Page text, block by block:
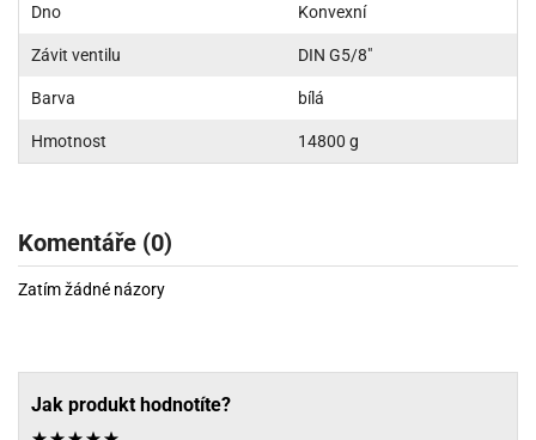
Dno Konvexní
Závit ventilu DIN G5/8"
Barva bílá
Hmotnost 14800 g
Komentáře (0)
Zatím žádné názory
Jak produkt hodnotíte?